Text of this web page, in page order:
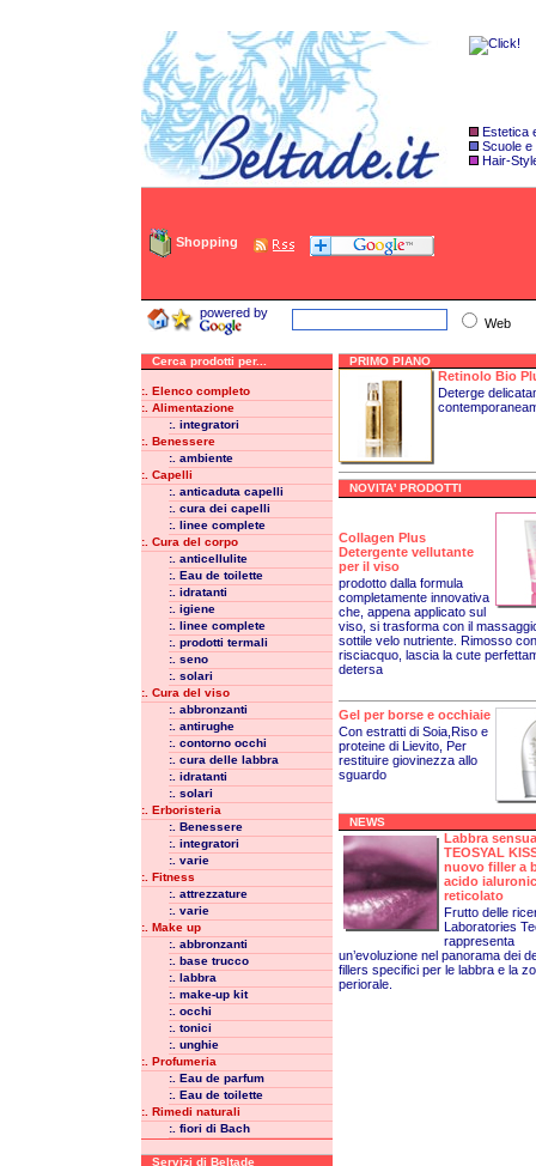
Estetica
Scuole e
Hair-
Shopping
powered by
Web
Cerca prodotti per...
:. Elenco completo
:. Alimentazione
:. integratori
:. Benessere
:. ambiente
:. Capelli
:. anticaduta capelli
:. cura dei capelli
:. linee complete
:. Cura del corpo
:. anticellulite
:. Eau de toilette
:. idratanti
:. igiene
:. linee complete
:. prodotti termali
:. seno
:. solari
:. Cura del viso
:. abbronzanti
:. antirughe
:. contorno occhi
:. cura delle labbra
:. idratanti
:. solari
:. Erboristeria
:. Benessere
:. integratori
:. varie
:. Fitness
:. attrezzature
:. varie
:. Make up
:. abbronzanti
:. base trucco
:. labbra
:. make-up kit
:. occhi
:. tonici
:. unghie
:. Profumeria
:. Eau de parfum
:. Eau de toilette
:. Rimedi naturali
:. fiori di Bach
Servizi di Beltade
PRIMO PIANO
Retinolo Bio
Deterge
NOVITA' PRODOTTI
Collagen Plus
Detergente vellutante
per il viso
prodotto dalla formula
completamente innovativa
che, appena applicato sul
viso, si trasforma con il
sottile velo nutriente. Rimosso
risciacquo, lascia la cute
detersa
Gel per borse e occhiaie
Con estratti di Soia,Riso e
proteine di Lievito, Per
restituire giovinezza allo
sguardo
NEWS
Labbra
TEOSYAL
nuovo filler a
acido
reticolato
Frutto delle
Laboratories
rappresenta
un’evoluzione nel panorama dei
fillers specifici per le labbra e la
periorale.